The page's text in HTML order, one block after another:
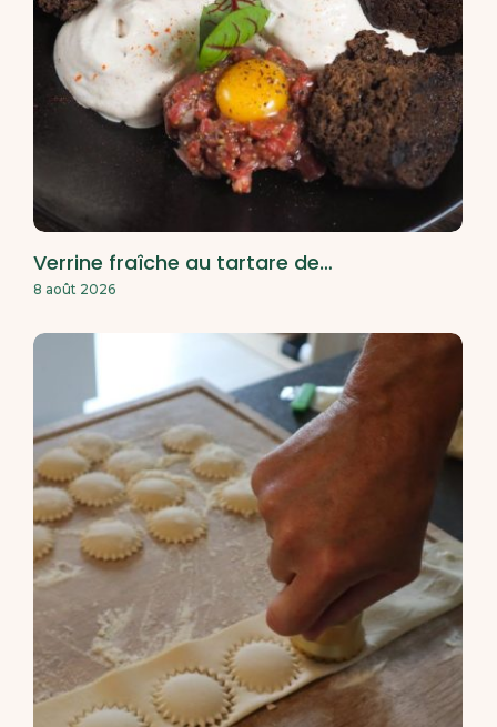
Verrine fraîche au tartare de…
8 août 2026